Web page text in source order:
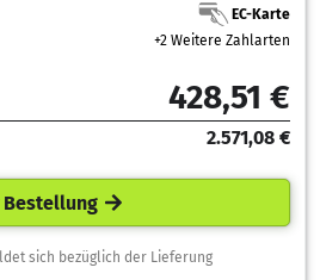
EC-Karte
+2 Weitere Zahlarten
428,51 €
2.571,08 €
Bestellung
sich bezüglich der Lieferung